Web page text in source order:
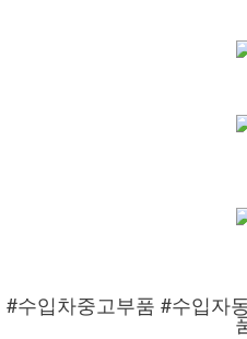
#수입차중고부품 #수입자